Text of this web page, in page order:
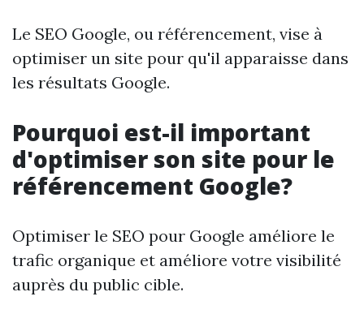
Le SEO Google, ou référencement, vise à
optimiser un site pour qu'il apparaisse dans
les résultats Google.
Pourquoi est-il important
d'optimiser son site pour le
référencement Google?
Optimiser le SEO pour Google améliore le
trafic organique et améliore votre visibilité
auprès du public cible.